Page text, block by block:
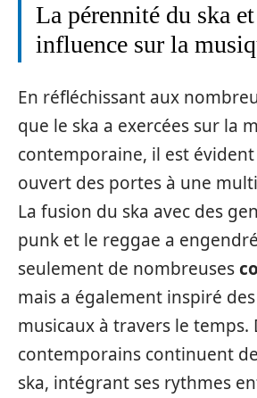
La pérennité du ska
influence sur la
En réfléchissant aux
que le ska a exercées sur la
contemporaine, il est
ouvert des portes à une
La fusion du ska avec des
punk et le reggae a
seulement de nombreuses
mais a également inspiré
musicaux à travers le temps.
contemporains continuent
ska, intégrant ses rythmes